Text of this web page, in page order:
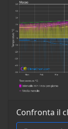
Confronta il